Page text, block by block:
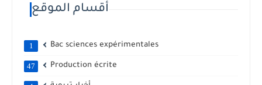
أقسام الموقع
Bac sciences expérimentales
1
Production écrite
47